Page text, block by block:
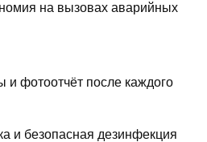
на вызовах аварийных
фотоотчёт после каждого
и безопасная дезинфекция